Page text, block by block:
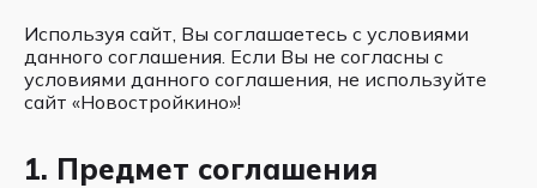
Используя сайт, Вы соглашаетесь с условиями
данного соглашения. Если Вы не согласны с
условиями данного соглашения, не используйте
сайт «Новостройкино»!
1. Предмет соглашения